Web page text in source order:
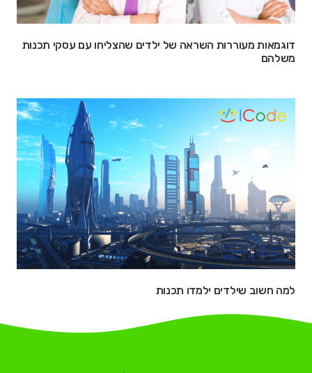
דוגמאות מעוררות השראה של ילדים שהצליחו עם עסקי תכנות
משלהם
למה חשוב שילדים ילמדו תכנות